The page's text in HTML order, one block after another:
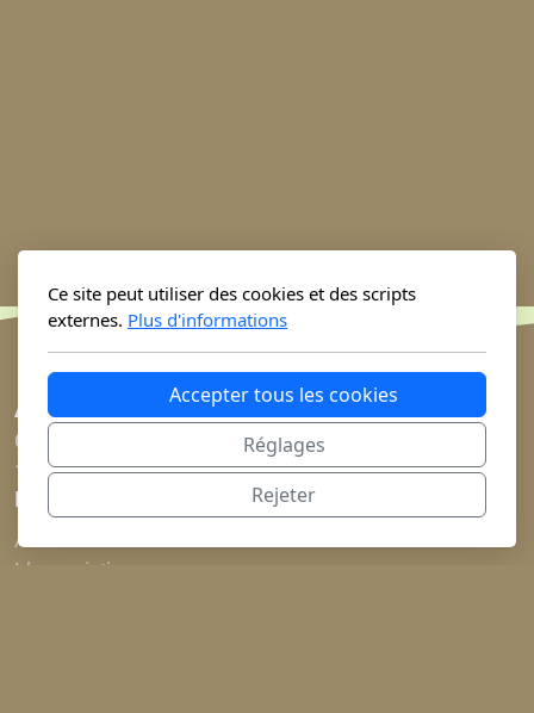
Association Tilia
Chemin des Vullierens 10
1423 Fontanezier (VD)
Accueil
L’association
Ce site peut utiliser des cookies et des scripts
externes. Plus d'informations
Accepter tous les cookies
Réglages
Rejeter